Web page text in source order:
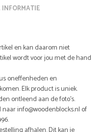
en kan daarom niet
wordt voor jou met de hand
oneffenheden en
Elk product is uniek.
ontleend aan de foto’s.
info@woodenblocks.nl of